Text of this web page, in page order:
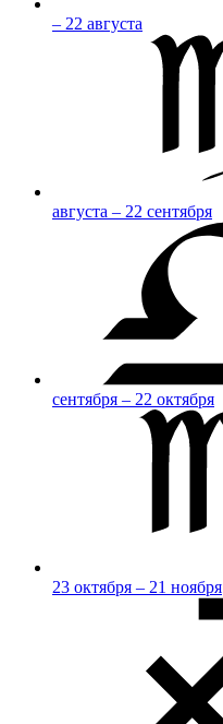
– 22 августа
августа – 22 сентября
сентября – 22 октября
23 октября – 21 ноября